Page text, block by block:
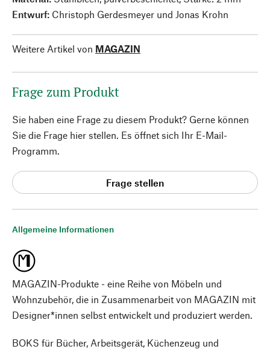
Allgemeine Informationen
MAGAZIN-Produkte - eine Reihe von Möbeln und
Wohnzubehör, die in Zusammenarbeit von MAGAZIN mit
Designer*innen selbst entwickelt und produziert werden.
BOKS für Bücher, Arbeitsgerät, Küchenzeug und
Entwurf: Christoph Gerdesmeyer und Jonas Krohn
Weitere Artikel von MAGAZIN
Frage zum Produkt
Sie haben eine Frage zu diesem Produkt? Gerne können
Sie die Frage hier stellen. Es öffnet sich Ihr E-Mail-
Programm.
Frage stellen